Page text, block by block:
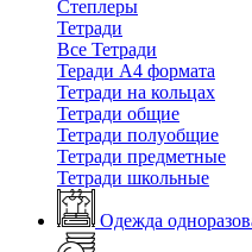
Степлеры
Тетради
Все Тетради
Теради А4 формата
Тетради на кольцах
Тетради общие
Тетради полуобщие
Тетради предметные
Тетради школьные
Одежда